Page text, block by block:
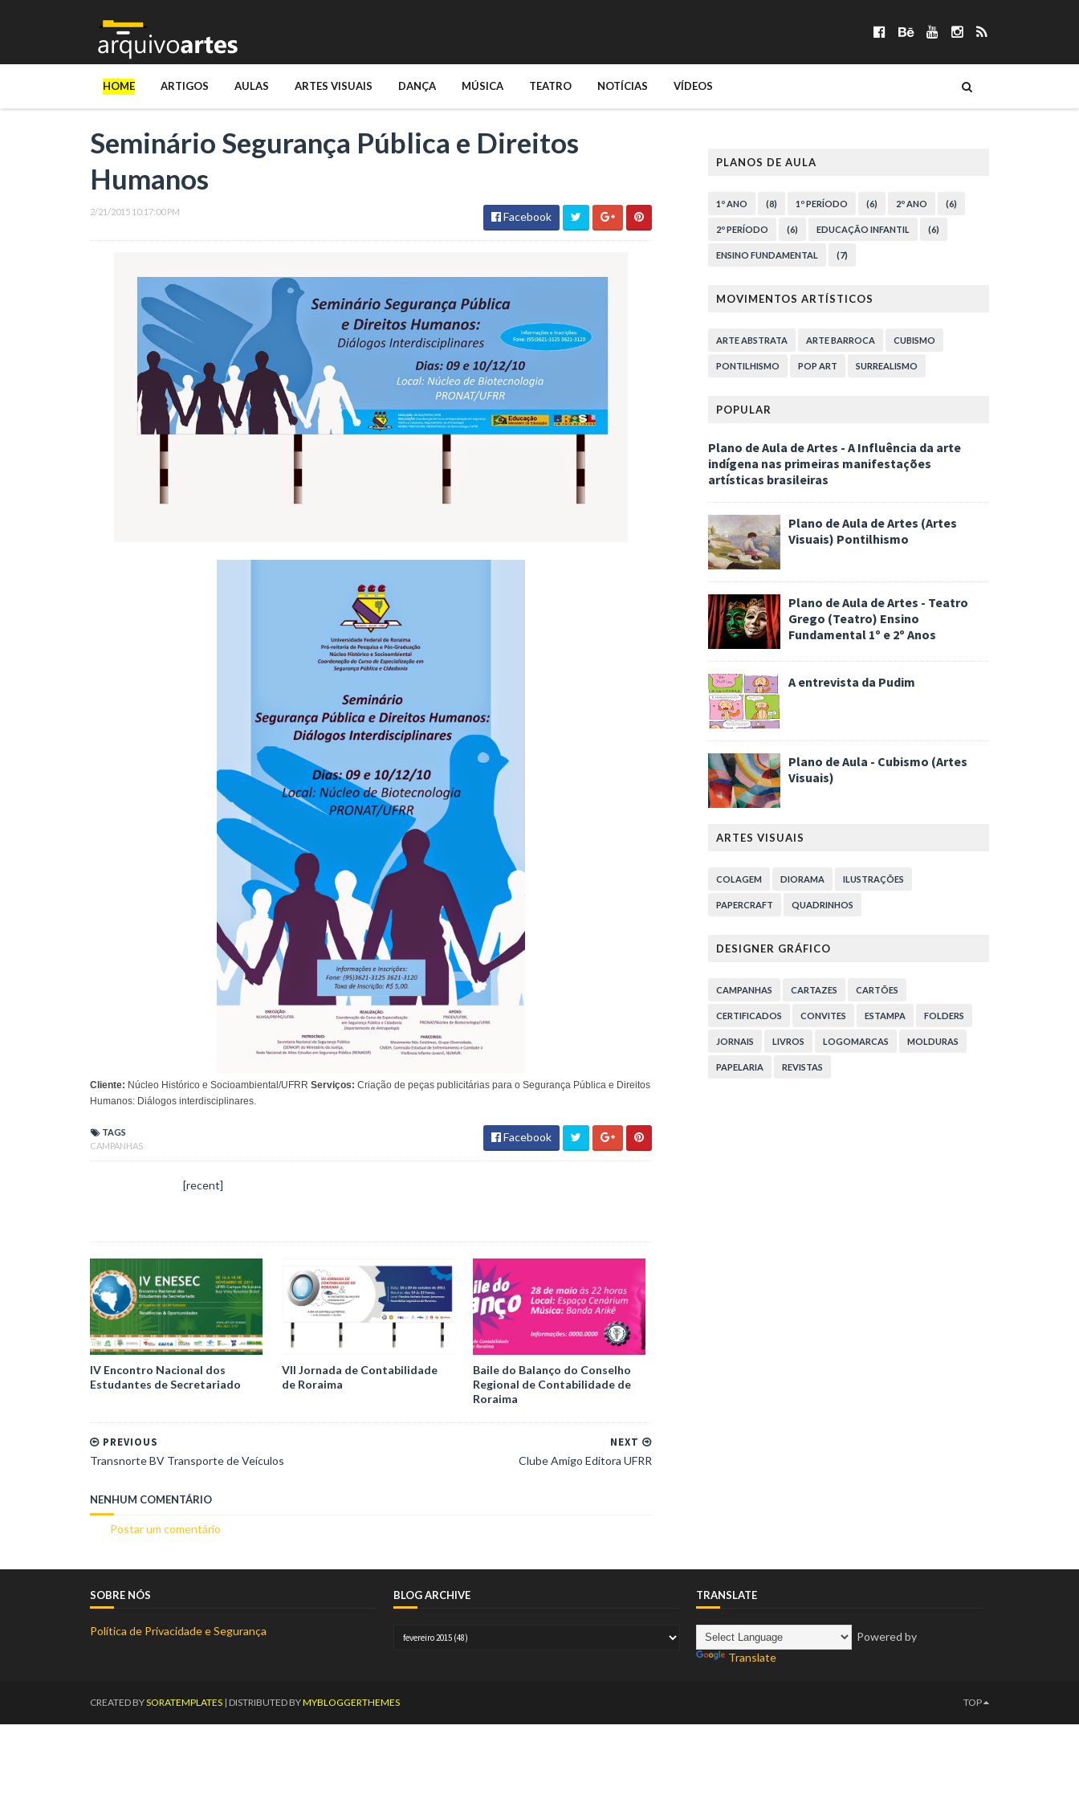
HOME ARTIGOS AULAS ARTES VISUAIS DANÇA MÚSICA TEATRO NOTÍCIAS VÍDEOS
Seminário Segurança Pública e Direitos
Humanos
2/21/2015 10:17:00 PM Facebook
Cliente: Núcleo Histórico e Socioambiental/UFRR Serviços: Criação de peças publicitárias para o Segurança Pública e Direitos
Humanos: Diálogos interdisciplinares.
TAGS
CAMPANHAS
Facebook
[recent]
IV Encontro Nacional dos
Estudantes de Secretariado
VII Jornada de Contabilidade
de Roraima
Baile do Balanço do Conselho
Regional de Contabilidade de
Roraima
NEXT
Clube Amigo Editora UFRR
PREVIOUS
Transnorte BV Transporte de Veículos
NENHUM COMENTÁRIO
Postar um comentário
PLANOS DE AULA
1º ANO (8) 1º PERÍODO (6) 2º ANO (6)
2º PERÍODO (6) EDUCAÇÃO INFANTIL (6)
ENSINO FUNDAMENTAL (7)
MOVIMENTOS ARTÍSTICOS
ARTE ABSTRATA ARTE BARROCA CUBISMO
PONTILHISMO POP ART SURREALISMO
POPULAR
Plano de Aula de Artes - A Influência da arte
indígena nas primeiras manifestações
artísticas brasileiras
Plano de Aula de Artes (Artes
Visuais) Pontilhismo
Plano de Aula de Artes - Teatro
Grego (Teatro) Ensino
Fundamental 1º e 2º Anos
A entrevista da Pudim
Plano de Aula - Cubismo (Artes
Visuais)
ARTES VISUAIS
COLAGEM DIORAMA ILUSTRAÇÕES
PAPERCRAFT QUADRINHOS
DESIGNER GRÁFICO
CAMPANHAS CARTAZES CARTÕES
CERTIFICADOS CONVITES ESTAMPA FOLDERS
JORNAIS LIVROS LOGOMARCAS MOLDURAS
PAPELARIA REVISTAS
SOBRE NÓS
Política de Privacidade e Segurança
BLOG ARCHIVE TRANSLATE
Powered by
Translate
CREATED BYSORATEMPLATES | DISTRIBUTED BYMYBLOGGERTHEMES TOP